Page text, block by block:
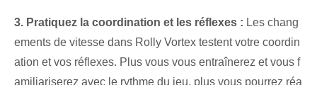
3. Pratiquez la coordination et les réflexes : Les chang
ements de vitesse dans Rolly Vortex testent votre coordin
ation et vos réflexes. Plus vous vous entraînerez et vous f
amiliariserez avec le rythme du jeu, plus vous pourrez réa